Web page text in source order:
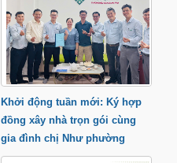
Khởi động tuần mới: Ký hợp
đồng xây nhà trọn gói cùng
gia đình chị Như phường
Tăng Nhơn Phú tP.HCM